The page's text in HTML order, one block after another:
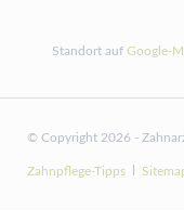
Standort auf Google-
© Copyright 2026 -
Navigation
Zahnpflege-Tipps